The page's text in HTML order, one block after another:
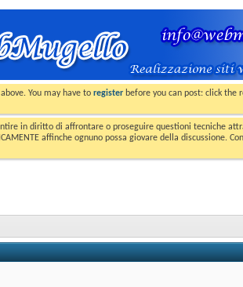
You may have to register before you can post: click the
in diritto di affrontare o proseguire questioni tecniche
affinche ognuno possa giovare della discussione.